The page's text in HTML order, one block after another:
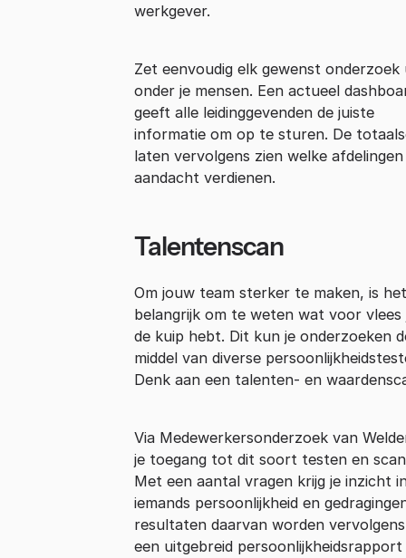
werkgever.
Zet eenvoudig elk gewenst onderzoek
onder je mensen. Een actueel
geeft alle leidinggevenden de juiste
informatie om op te sturen. De
laten vervolgens zien welke afdelingen
aandacht verdienen.
Talentenscan
Om jouw team sterker te maken, is het
belangrijk om te weten wat voor vlees
de kuip hebt. Dit kun je onderzoeken
middel van diverse
Denk aan een talenten- en
Via Medewerkersonderzoek van
je toegang tot dit soort testen en
Met een aantal vragen krijg je inzicht
iemands persoonlijkheid en
resultaten daarvan worden
een uitgebreid persoonlijkheidsrapport